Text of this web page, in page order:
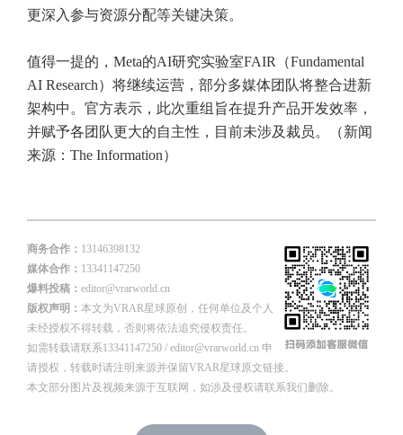
更深入参与资源分配等关键决策。
值得一提的，Meta的AI研究实验室FAIR（Fundamental
AI Research）将继续运营，部分多媒体团队将整合进新
架构中。官方表示，此次重组旨在提升产品开发效率，
并赋予各团队更大的自主性，目前未涉及裁员。（新闻
来源：The Information）
商务合作： 13146398132
媒体合作： 13341147250
爆料投稿： editor@vrarworld.cn
版权声明： 本文为VRAR星球原创，任何单位及个人
未经授权不得转载，否则将依法追究侵权责任。
如需转载请联系13341147250 / editor@vrarworld.cn 申
请授权，转载时请注明来源并保留VRAR星球原文链接。
本文部分图片及视频来源于互联网，如涉及侵权请联系我们删除。